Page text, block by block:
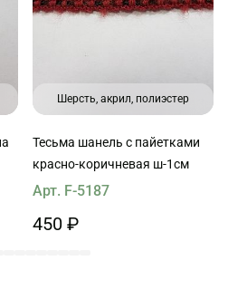
Шерсть, акрил, полиэстер
Тесьма шанель с пайетками
красно-коричневая ш-1см
Арт. F-5187
450 ₽